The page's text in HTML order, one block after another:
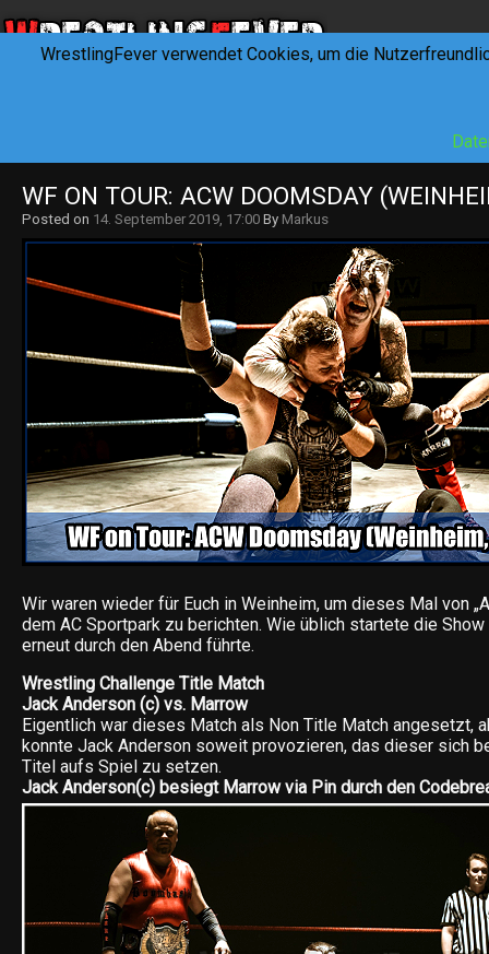
WF ON TOUR: ACW DOOMSDAY
Posted on 14. September 2019, 17:00 By Markus
Wir waren wieder für Euch in Weinheim, um dieses Mal von
dem AC Sportpark zu berichten. Wie üblich startete die Show
erneut durch den Abend führte.
Wrestling Challenge Title Match
Jack Anderson (c) vs. Marrow
Eigentlich war dieses Match als Non Title Match angesetzt,
konnte Jack Anderson soweit provozieren, das dieser sich
Titel aufs Spiel zu setzen.
Jack Anderson(c) besiegt Marrow via Pin durch den
WrestlingFever verwendet Cookies, um die